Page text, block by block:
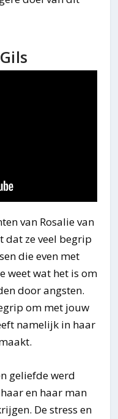
van Rosalie van
dat ze veel begrip
die even met
weet wat het is om
door angsten.
om met jouw
namelijk in haar
geliefde werd
en haar man
De stress en